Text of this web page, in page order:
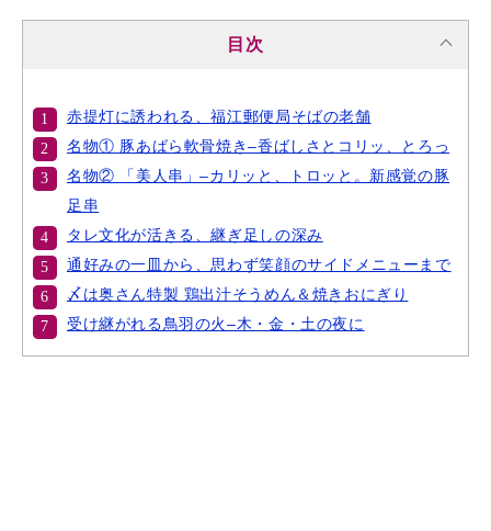
目次
赤提灯に誘われる、福江郵便局そばの老舗
名物① 豚あばら軟骨焼き–香ばしさとコリッ、とろっ
名物② 「美人串」–カリッと、トロッと。新感覚の豚
足串
タレ文化が活きる、継ぎ足しの深み
通好みの一皿から、思わず笑顔のサイドメニューまで
〆は奥さん特製 鶏出汁そうめん＆焼きおにぎり
受け継がれる鳥羽の火–木・金・土の夜に